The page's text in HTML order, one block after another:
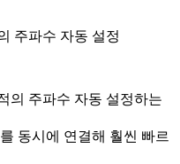
주파수 자동 설정
동시에 연결해 훨씬 빠르